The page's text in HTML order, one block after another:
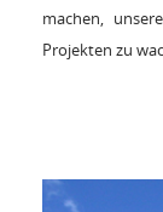
machen,
Projekten zu